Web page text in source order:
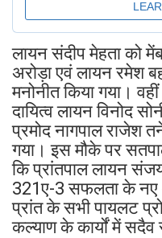
लायन संदीप मेहता को
अरोड़ा एवं लायन रमेश
मनोनीत किया गया।
दायित्व लायन विनोद
प्रमोद नागपाल राजेश
गया। इस मौके पर
कि प्रांतपाल लायन
321ए-3 सफलता के नए
प्रांत के सभी पायलट
कल्याण के कार्यों में सदैव